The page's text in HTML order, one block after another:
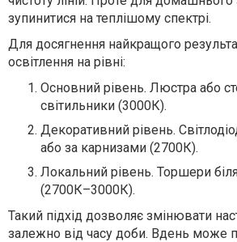
зупинитися на теплішому спектрі.
Для досягнення найкращого
освітлення на рівні:
Основний рівень. Люстра або
світильники (3000К).
Декоративний рівень.
або за карнизами (2700К).
Локальний рівень. Торшери
(2700К–3000К).
Такий підхід дозволяє змінювати
залежно від часу доби. Вдень може